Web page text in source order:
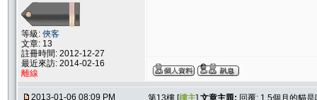
等級: 俠客
文章: 13
註冊時間: 2012-12-27
最近來訪: 2014-02-16
離線
2013-01-06 08:09 PM 第13樓 [樓主] 文章主題: 回覆: 1.5個月的貓